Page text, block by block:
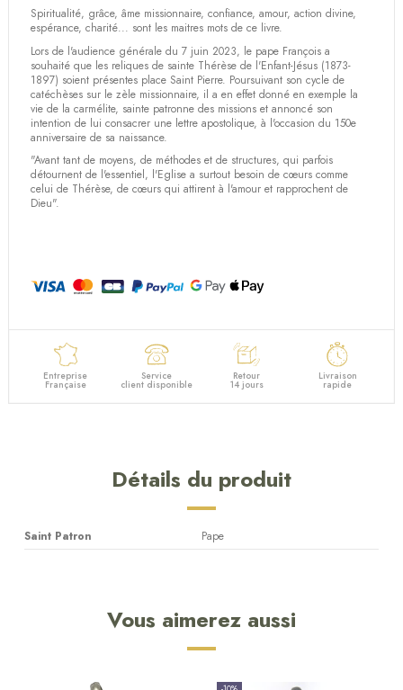
Spiritualité, grâce, âme missionnaire, confiance, amour, action divine,
espérance, charité... sont les maitres mots de ce livre.
Lors de l'audience générale du 7 juin 2023, le pape François a
souhaité que les reliques de sainte Thérèse de l'Enfant-Jésus (1873-
1897) soient présentes place Saint Pierre. Poursuivant son cycle de
catéchèses sur le zèle missionnaire, il a en effet donné en exemple la
vie de la carmélite, sainte patronne des missions et annoncé son
intention de lui consacrer une lettre apostolique, à l'occasion du 150e
anniversaire de sa naissance.
"Avant tant de moyens, de méthodes et de structures, qui parfois
détournent de l'essentiel, l'Eglise a surtout besoin de cœurs comme
celui de Thérèse, de cœurs qui attirent à l'amour et rapprochent de
Dieu".
Entreprise
Française
Service
client disponible
Retour
14 jours
Livraison
rapide
Détails du produit
Saint Patron Pape
Vous aimerez aussi